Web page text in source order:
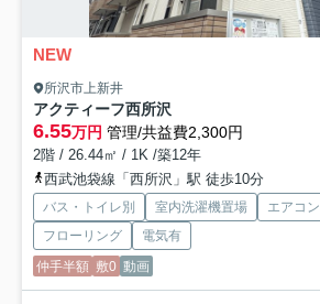
NEW
所沢市上新井
アクティーフ西所沢
6.55万円 管理/共益費2,300円
2階 / 26.44㎡ / 1K /築12年
西武池袋線「西所沢」駅 徒歩10分
バス・トイレ別 室内洗濯機置場 エアコン
フローリング
電気有
仲手半額 敷0 動画